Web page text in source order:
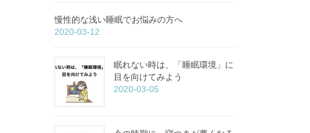
慢性的な浅い睡眠でお悩みの方へ
2020-03-12
眠れない時は、「睡眠環境」に
目を向けてみよう
2020-03-05